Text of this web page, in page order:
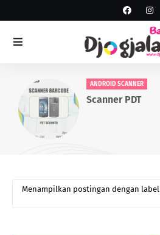
ANDROID SCANNER
Scanner PDT
Menampilkan postingan dengan label